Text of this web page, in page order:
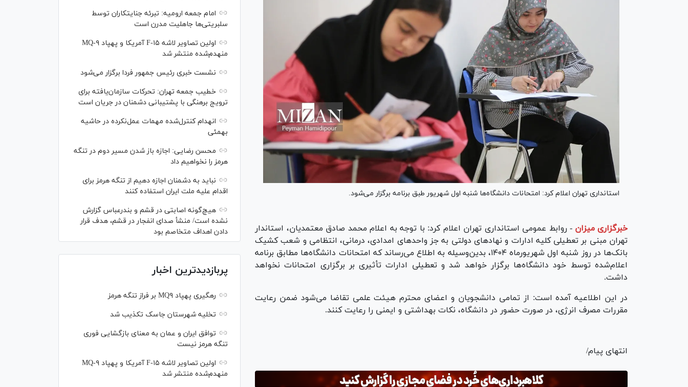
استانداری تهران اعلام کرد: امتحانات دانشگاه‌ها شنبه اول شهریور طبق برنامه برگزار می‌شود.
خبرگزاری میزان - روابط عمومی استانداری تهران اعلام کرد: با توجه به اعلام محمد صادق معتمدیان، استاندار
تهران مبنی بر تعطیلی کلیه ادارات و نهادهای دولتی به جز واحدهای امدادی، درمانی، انتظامی و شعب کشیک
بانک‌ها در روز شنبه اول شهریورماه ۱۴۰۴، بدین‌وسیله به اطلاع می‌رساند که امتحانات دانشگاه‌ها مطابق برنامه
اعلام‌شده توسط خود دانشگاه‌ها برگزار خواهد شد و تعطیلی ادارات تأثیری بر برگزاری امتحانات نخواهد
داشت.
در این اطلاعیه آمده است: از تمامی دانشجویان و اعضای محترم هیئت علمی تقاضا می‌شود ضمن رعایت
مقررات مصرف انرژی، در صورت حضور در دانشگاه، نکات بهداشتی و ایمنی را رعایت کنند.
انتهای پیام/
امام جمعه ارومیه: تبرئه جنایتکاران توسط
سلبریتی‌ها جاهلیت مدرن است
اولین تصاویر لاشه F-۱۵ آمریکا و پهپاد MQ-۹
منهدم‌شده منتشر شد
نشست خبری رئیس‌ جمهور فردا برگزار می‌شود
خطیب جمعه تهران: تحرکات سازمان‌یافته برای
ترویج برهنگی با پشتیبانی دشمنان در جریان است
انهدام کنترل‌شده مهمات عمل‌نکرده در حاشیه
بهمئی
محسن رضایی: اجازه باز شدن مسیر دوم در تنگه
هرمز را نخواهیم داد
نباید به دشمنان اجازه دهیم از تنگه هرمز برای
اقدام علیه ملت ایران استفاده کنند
هیچ‌گونه اصابتی در قشم و بندرعباس گزارش
نشده است/ منشأ صدای انفجار در قشم، هدف قرار
دادن اهداف متخاصم بود
پربازدیدترین اخبار
رهگیری پهپاد MQ۹ بر فراز تنگه هرمز
تخلیه شهرستان جاسک تکذیب شد
توافق ایران و عمان به معنای بازگشایی فوری
تنگه هرمز نیست
اولین تصاویر لاشه F-۱۵ آمریکا و پهپاد MQ-۹
منهدم‌شده منتشر شد